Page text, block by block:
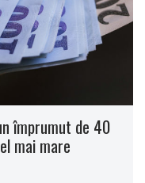
împrumut de 40
mai mare